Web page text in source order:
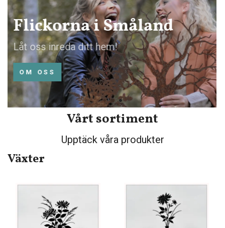
Vårt sortiment
Upptäck våra produkter
Växter